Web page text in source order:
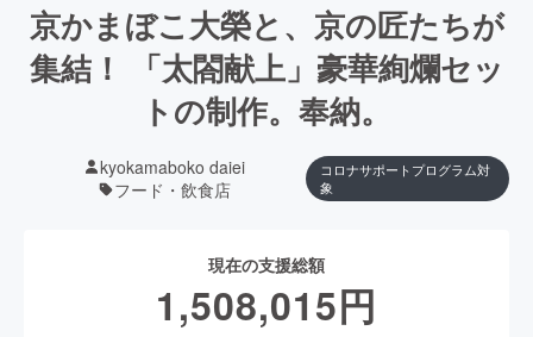
京かまぼこ大榮と、京の匠たちが
集結！ 「太閤献上」豪華絢爛セッ
トの制作。奉納。
kyokamaboko daiei
フード・飲食店
コロナサポートプログラム対
象
現在の支援総額
1,508,015円